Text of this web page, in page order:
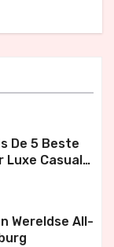
De 5 Beste
Casual
Wereldse All-